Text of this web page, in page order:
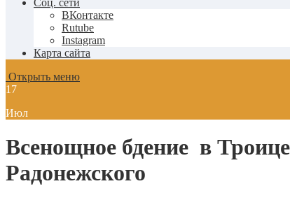
Соц. сети
ВКонтакте
Rutube
Instagram
Карта сайта
Открыть меню
17
Июл
Всенощное бдение в
Радонежского